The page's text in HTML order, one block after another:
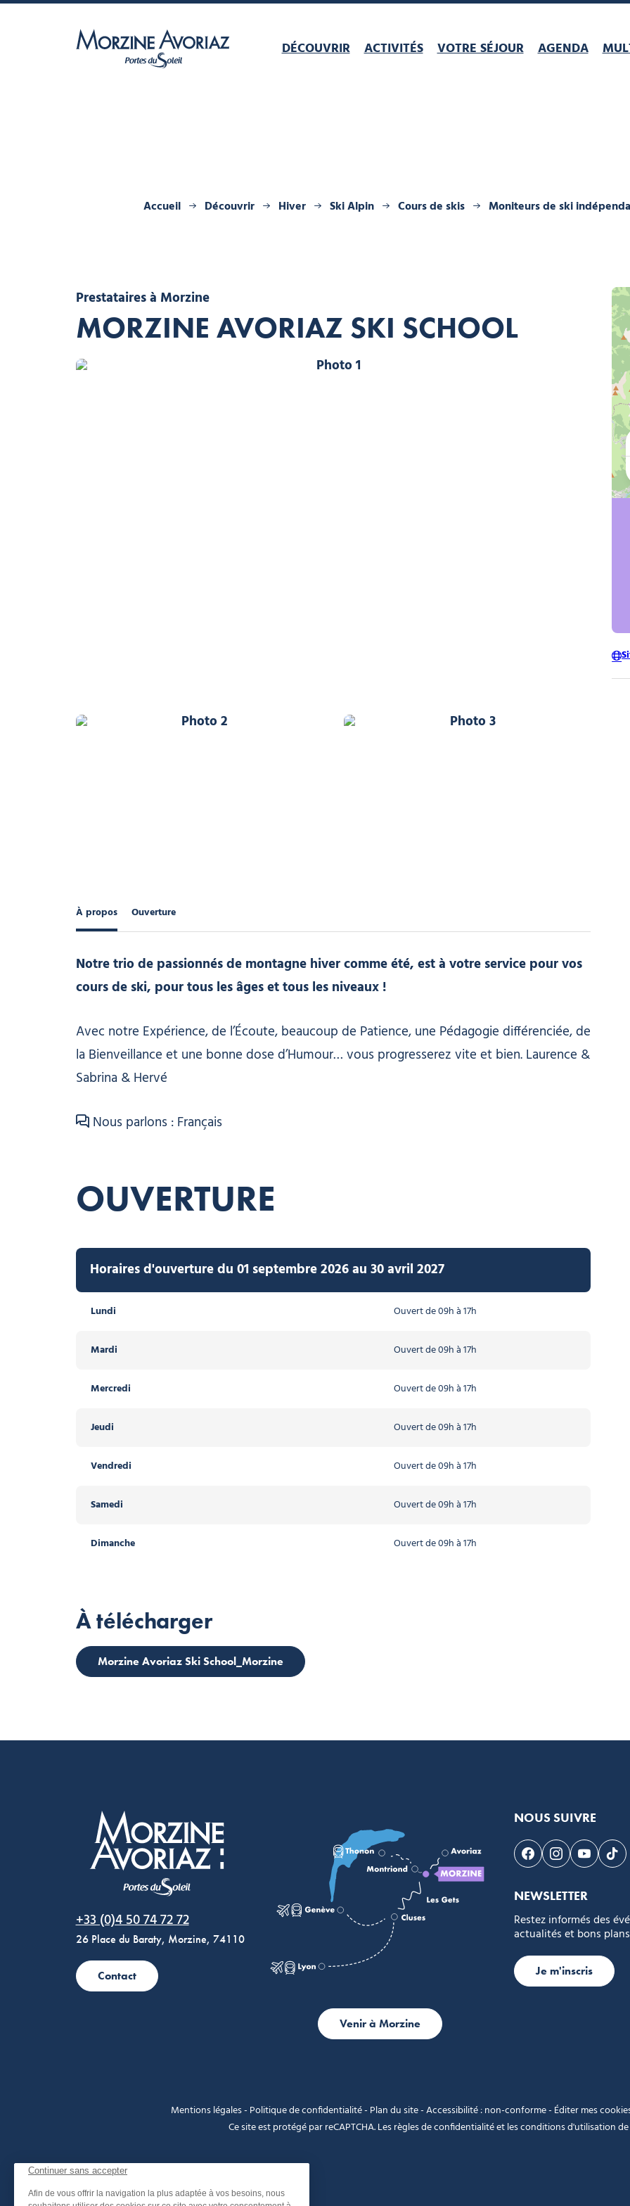
DÉCOUVRIR ACTIVITÉS VOTRE SÉJOUR AGENDA
Accueil Découvrir Hiver Ski Alpin Cours de skis Moniteurs de ski
Prestatairesà Morzine
MORZINE AVORIAZ SKI SCHOOL
Photo 1
Photo 2 Photo 3
À propos Ouverture
Notre trio de passionnés de montagne hiver comme été, est à votre service pour vos
cours de ski, pour tous les âges et tous les niveaux !
Avec notre Expérience, de l’Écoute, beaucoup de Patience, une Pédagogie différenciée, de
la Bienveillance et une bonne dose d’Humour… vous progresserez vite et bien. Laurence &
Sabrina & Hervé
Nous parlons : Français
OUVERTURE
Horaires d'ouverture du 01 septembre 2026 au 30 avril 2027
Lundi Ouvert de 09h à 17h
Mardi Ouvert de 09h à 17h
Mercredi Ouvert de 09h à 17h
Jeudi Ouvert de 09h à 17h
Vendredi Ouvert de 09h à 17h
Samedi Ouvert de 09h à 17h
Dimanche Ouvert de 09h à 17h
À télécharger
Morzine Avoriaz Ski School_Morzine
+33 (0)4 50 74 72 72
26 Place du Baraty, Morzine, 74110
Contact
Venir à Morzine
NOUS SUIVRE
Suivez-nous sur
Suivez-nous
Suivez-
NEWSLETTER
Restez informés des
actualités et bons
Je m'inscris
Mentions légales- Politique de confidentialité- Plan du site-Accessibilité : non-conforme- Éditer mes
Ce site est protégé par reCAPTCHA. Lesrègles de confidentialitéet lesconditions d'utilisation